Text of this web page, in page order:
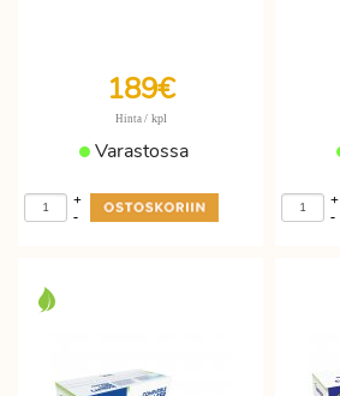
189€
Hinta / kpl
Varastossa
-
+
-
+